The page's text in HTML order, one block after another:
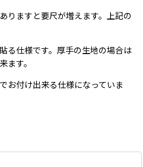
りますと要尺が増えます。上記の
る仕様です。厚手の生地の場合は
ます。
お付け出来る仕様になっていま